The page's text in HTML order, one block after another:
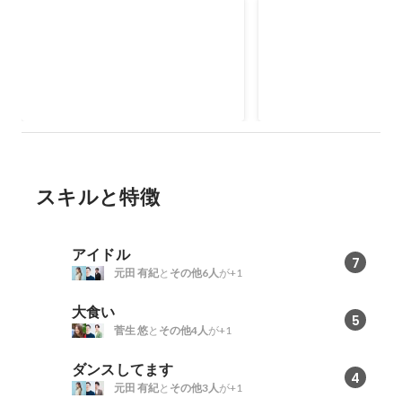
スキルと特徴
アイドル 7
元田 有紀と その他6人が+1
大食い 5
菅生 悠と その他4人が+1
ダンスしてます 4
元田 有紀と その他3人が+1